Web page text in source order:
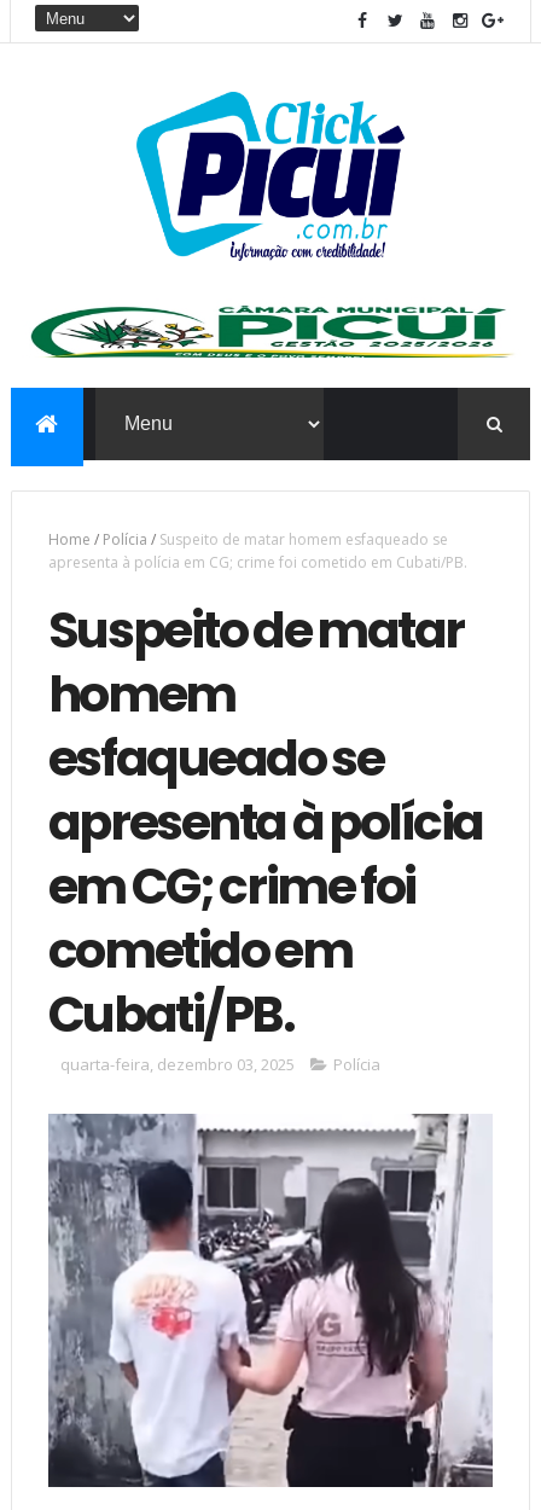
Home / Polícia / Suspeito de matar homem esfaqueado se
apresenta à polícia em CG; crime foi cometido em Cubati/PB.
Suspeito de matar
homem
esfaqueado se
apresenta à polícia
em CG; crime foi
cometido em
Cubati/PB.
quarta-feira, dezembro 03, 2025 Polícia